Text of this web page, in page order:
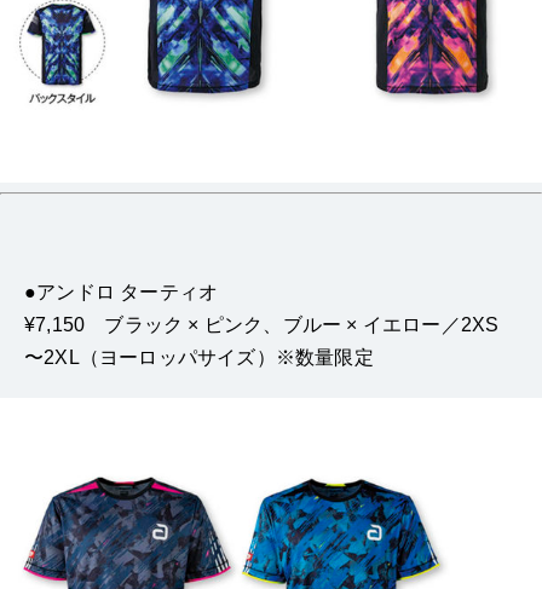
●アンドロ ターティオ
¥7,150 ブラック × ピンク、ブルー × イエロー／2XS
〜2XL（ヨーロッパサイズ）※数量限定